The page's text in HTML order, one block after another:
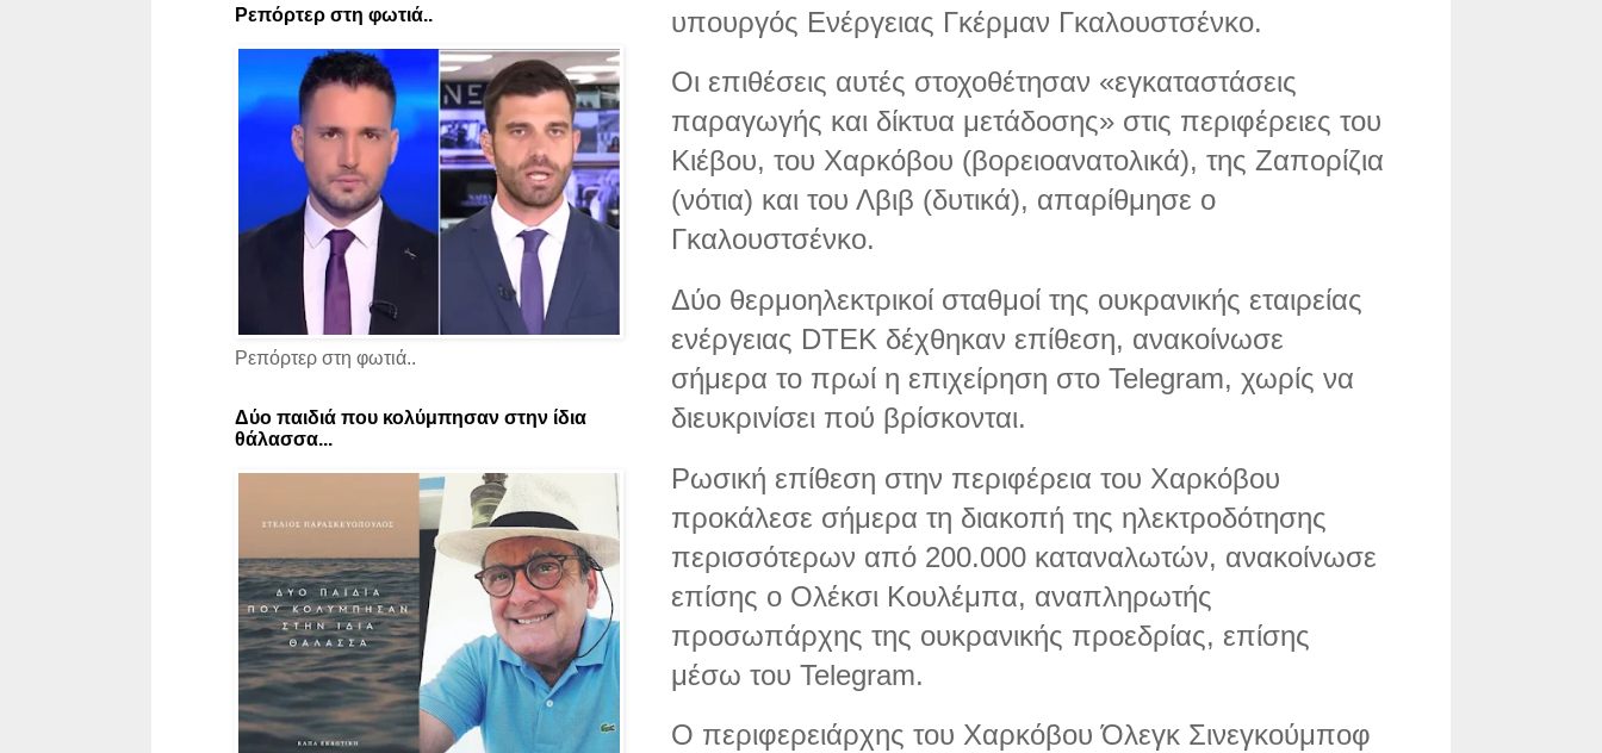
υπουργός Ενέργειας Γκέρμαν Γκαλουστσένκο.
Οι επιθέσεις αυτές στοχοθέτησαν «εγκαταστάσεις
παραγωγής και δίκτυα μετάδοσης» στις περιφέρειες του
Κιέβου, του Χαρκόβου (βορειοανατολικά), της Ζαπορίζια
(νότια) και του Λβιβ (δυτικά), απαρίθμησε ο
Γκαλουστσένκο.
Δύο θερμοηλεκτρικοί σταθμοί της ουκρανικής εταιρείας
ενέργειας DTEK δέχθηκαν επίθεση, ανακοίνωσε
σήμερα το πρωί η επιχείρηση στο Telegram, χωρίς να
διευκρινίσει πού βρίσκονται.
Ρωσική επίθεση στην περιφέρεια του Χαρκόβου
προκάλεσε σήμερα τη διακοπή της ηλεκτροδότησης
περισσότερων από 200.000 καταναλωτών, ανακοίνωσε
επίσης ο Ολέκσι Κουλέμπα, αναπληρωτής
προσωπάρχης της ουκρανικής προεδρίας, επίσης
μέσω του Telegram.
Ο περιφερειάρχης του Χαρκόβου Όλεγκ Σινεγκούμποφ
Ρεπόρτερ στη φωτιά..
Ρεπόρτερ στη φωτιά..
Δύο παιδιά που κολύμπησαν στην ίδια
θάλασσα...